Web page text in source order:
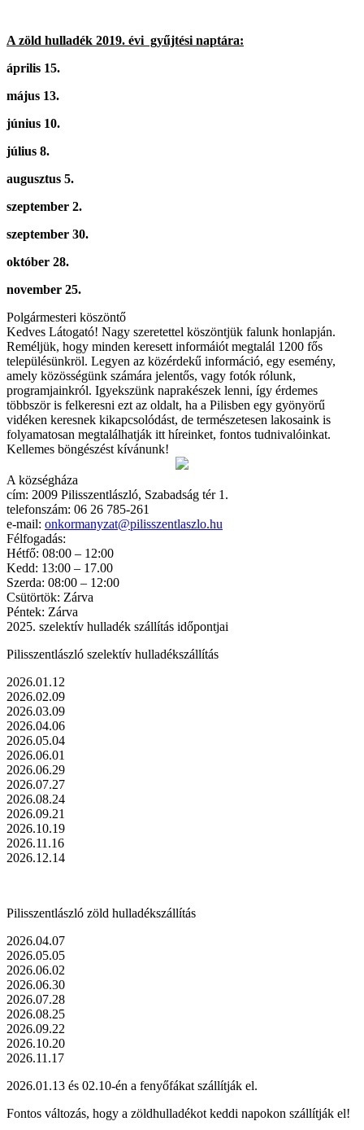
A zöld hulladék 2019. évi gyűjtési naptára:
április 15.
május 13.
június 10.
július 8.
augusztus 5.
szeptember 2.
szeptember 30.
október 28.
november 25.
Polgármesteri köszöntő
Kedves Látogató! Nagy szeretettel köszöntjük falunk honlapján.
Reméljük, hogy minden keresett informáiót megtalál 1200 fős
településünkröl. Legyen az közérdekű információ, egy esemény,
amely közösségünk számára jelentős, vagy fotók rólunk,
programjainkról. Igyekszünk naprakészek lenni, így érdemes
többször is felkeresni ezt az oldalt, ha a Pilisben egy gyönyörű
vidéken keresnek kikapcsolódást, de természetesen lakosaink is
folyamatosan megtalálhatják itt híreinket, fontos tudnivalóinkat.
Kellemes böngészést kívánunk!
A községháza
cím: 2009 Pilisszentlászló, Szabadság tér 1.
telefonszám: 06 26 785-261
e-mail: onkormanyzat@pilisszentlaszlo.hu
Félfogadás:
Hétfő: 08:00 – 12:00
Kedd: 13:00 – 17.00
Szerda: 08:00 – 12:00
Csütörtök: Zárva
Péntek: Zárva
2025. szelektív hulladék szállítás időpontjai
Pilisszentlászló szelektív hulladékszállítás
2026.01.12
2026.02.09
2026.03.09
2026.04.06
2026.05.04
2026.06.01
2026.06.29
2026.07.27
2026.08.24
2026.09.21
2026.10.19
2026.11.16
2026.12.14
Pilisszentlászló zöld hulladékszállítás
2026.04.07
2026.05.05
2026.06.02
2026.06.30
2026.07.28
2026.08.25
2026.09.22
2026.10.20
2026.11.17
2026.01.13 és 02.10-én a fenyőfákat szállítják el.
Fontos változás, hogy a zöldhulladékot keddi napokon szállítják el!